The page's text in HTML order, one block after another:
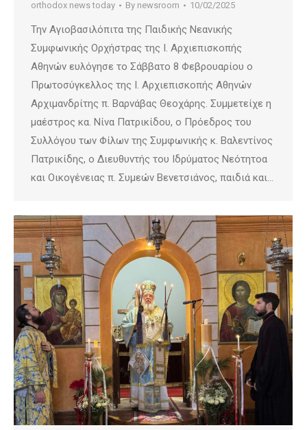
orthodox news today By newsroom 10/02/2025
Την Αγιοβασιλόπιτα της Παιδικής Νεανικής
Συμφωνικής Ορχήστρας της Ι. Αρχιεπισκοπής
Αθηνών ευλόγησε το Σάββατο 8 Φεβρουαρίου ο
Πρωτοσύγκελλος της Ι. Αρχιεπισκοπής Αθηνών
Αρχιμανδρίτης π. Βαρνάβας Θεοχάρης. Συμμετείχε η
μαέστρος κα. Νίνα Πατρικίδου, ο Πρόεδρος του
Συλλόγου των Φίλων της Συμφωνικής κ. Βαλεντίνος
Πατρικίδης, ο Διευθυντής του Ιδρύματος Νεότητοα
και Οικογένειας π. Συμεών Βενετσιάνος, παιδιά και…